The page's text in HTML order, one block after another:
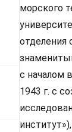
морского
отделения
с началом
1943 г. с